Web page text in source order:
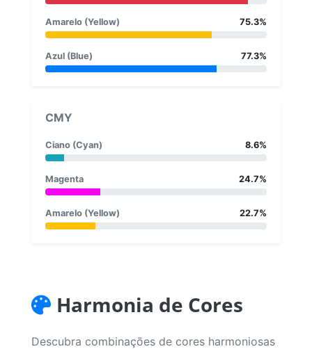
Amarelo (Yellow) 75.3%
Azul (Blue) 77.3%
CMY
Ciano (Cyan) 8.6%
Magenta 24.7%
Amarelo (Yellow) 22.7%
Harmonia de Cores
Descubra combinações de cores harmoniosas